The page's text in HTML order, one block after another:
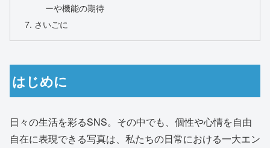
ーや機能の期待
さいごに
はじめに
日々の生活を彩るSNS。その中でも、個性や心情を自由
自在に表現できる写真は、私たちの日常における一大エン